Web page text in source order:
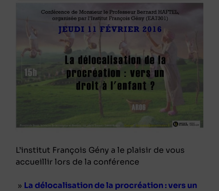
L’institut François Gény a le plaisir de vous
accueillir lors de la conférence
» La délocalisation de la procréation : vers un